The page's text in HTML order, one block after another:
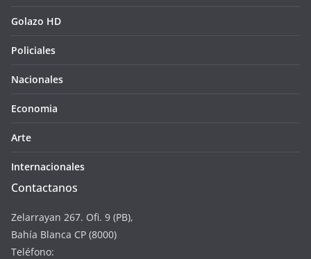
Golazo HD
Policiales
Nacionales
Economia
Arte
Internacionales
Contactanos
Zelarrayan 267. Ofi. 9 (PB),
Bahía Blanca CP (8000)
Teléfono: